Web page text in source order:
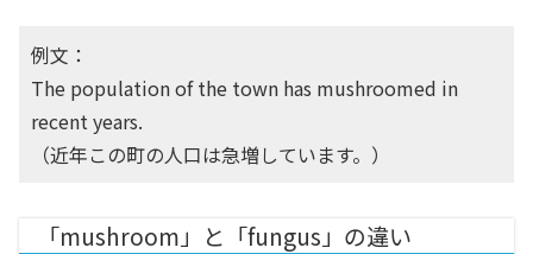
例文：
The population of the town has mushroomed in
recent years.
（近年この町の人口は急増しています。）
「mushroom」と「fungus」の違い